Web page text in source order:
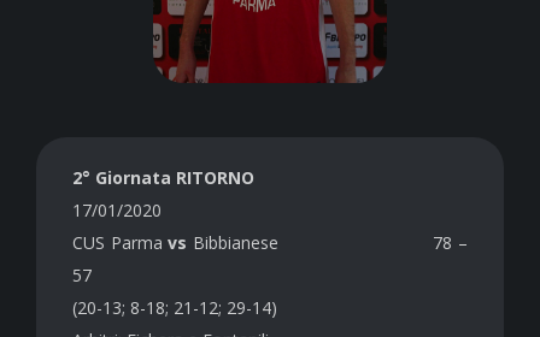
2° Giornata RITORNO
17/01/2020
CUS Parmavs Bibbianese 78 –
57
(20-13; 8-18; 21-12; 29-14)